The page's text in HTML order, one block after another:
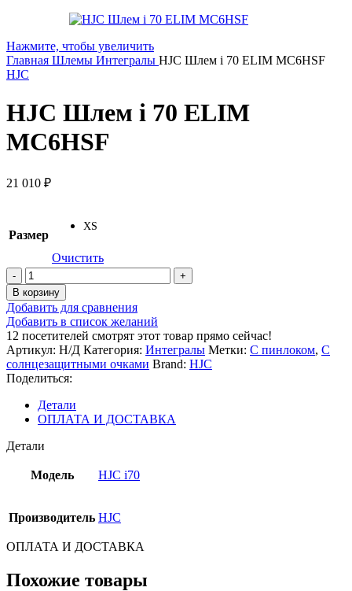
Нажмите, чтобы увеличить
Главная Шлемы Интегралы HJC Шлем i 70 ELIM MC6HSF
HJC
HJC Шлем i 70 ELIM
MC6HSF
21 010 ₽
Размер
XS
Очистить
Количество
товара
HJC
Шлем
i
70
ELIM
MC6HSF
В корзину
Добавить для сравнения
Добавить в список желаний
12 посетителей смотрят этот товар прямо сейчас!
Артикул: Н/Д Категория: Интегралы Метки: С пинлоком, С
солнцезащитными очками Brand: HJC
Поделиться:
Детали
ОПЛАТА И ДОСТАВКА
Детали
Модель HJC i70
Производитель HJC
ОПЛАТА И ДОСТАВКА
Похожие товары